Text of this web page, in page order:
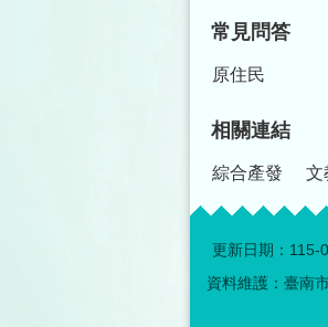
常見問答
原住民
相關連結
綜合產發 文
更新日期： 115-
資料維護：臺南